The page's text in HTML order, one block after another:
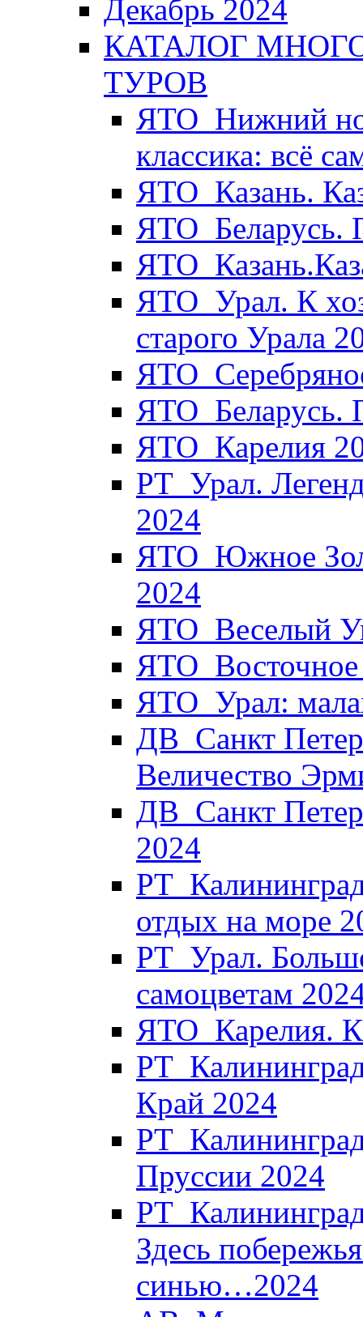
Декабрь 2024
КАТАЛОГ
ТУРОВ
ЯТО_Нижний
классика: всё
ЯТО_Казань.
ЯТО_Беларусь.
ЯТО_Урал. К
старого Урала
ЯТО_Беларусь.
ЯТО_Карелия
РТ_Урал.
2024
ЯТО_Южное
2024
ЯТО_Веселый
ЯТО_Восточное
ЯТО_Урал:
ДВ_Санкт
Величество
ДВ_Санкт
2024
отдых на море
РТ_Урал.
самоцветам
ЯТО_Карелия.
Край 2024
Пруссии 2024
Здесь
синью…2024